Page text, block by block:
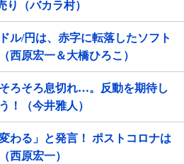
り（バカラ村）
ル/円は、赤字に転落したソフト
西原宏一＆大橋ひろこ）
ろそろ息切れ…。反動を期待し
！（今井雅人）
わる」と発言！ ポストコロナは
西原宏一）